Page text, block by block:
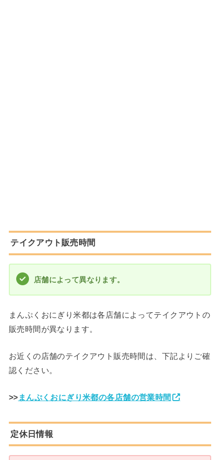
テイクアウト販売時間
店舗によって異なります。
まんぷくおにぎり米都は各店舗によってテイクアウトの
販売時間が異なります。
お近くの店舗のテイクアウト販売時間は、下記よりご確
認ください。
>> まんぷくおにぎり米都の各店舗の営業時間
定休日情報